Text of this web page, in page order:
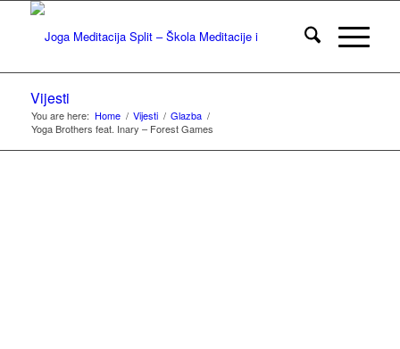
Vijesti
You are here: Home / Vijesti / Glazba /
Yoga Brothers feat. Inary – Forest Games